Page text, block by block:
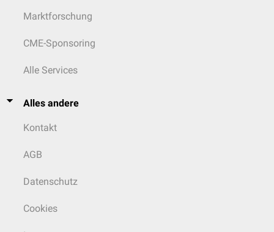
Marktforschung
CME-Sponsoring
Alle Services
Alles andere
Kontakt
AGB
Datenschutz
Cookies